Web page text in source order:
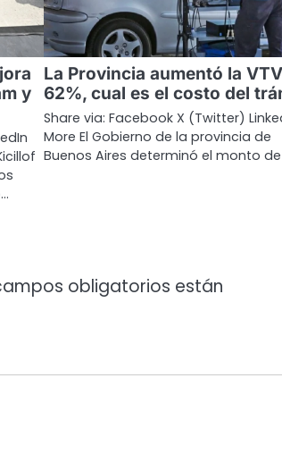
y
La Provincia aumentó la
62%, cual es el costo del
Share via: Facebook X (Twitter)
More El Gobierno de la provincia de
Buenos Aires determinó el monto
obligatorios están